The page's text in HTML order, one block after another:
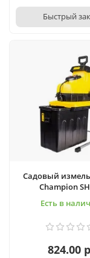
Быстрый
Садовый
Champion
Есть в
824.00